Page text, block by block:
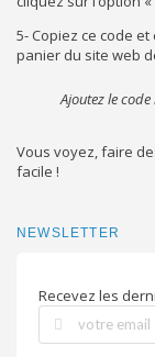
5- Copiez ce code
panier du site web
Ajoutez le
Vous voyez, faire
facile !
NEWSLETTER
Recevez les